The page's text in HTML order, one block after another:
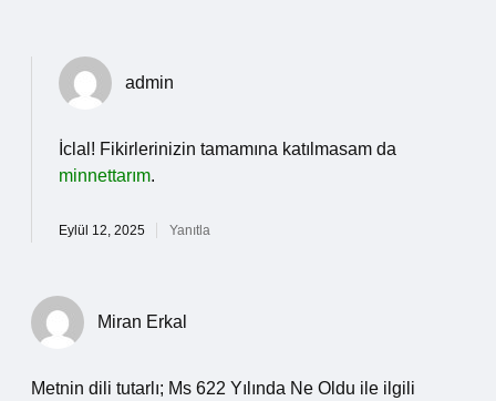
admin
İclal! Fikirlerinizin tamamına katılmasam da
minnettarım.
Eylül 12, 2025 Yanıtla
Miran Erkal
Metnin dili tutarlı; Ms 622 Yılında Ne Oldu ile ilgili